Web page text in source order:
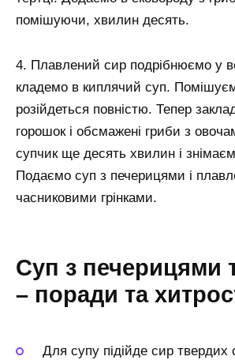
помішуючи, хвилин десять.
4. Плавлений сир подрібнюємо у
кладемо в киплячий суп.
розійдеться повністю. Тепер
горошок і обсмажені гриби з
супчик ще десять хвилин і
Подаємо суп з печерицями і
часниковими грінками.
Суп з печерицями
– поради та
Для супу підійде сир твердих